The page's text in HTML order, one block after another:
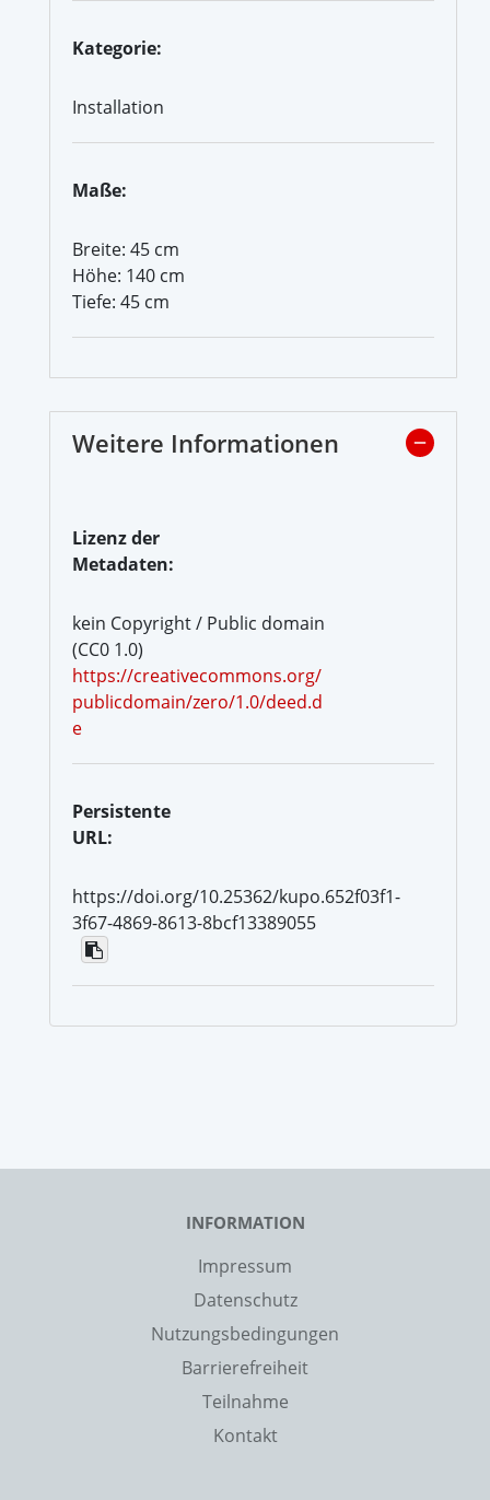
Kategorie:
Installation
Maße:
Breite: 45 cm
Höhe: 140 cm
Tiefe: 45 cm
Weitere Informationen
Lizenz der
Metadaten:
kein Copyright / Public domain
(CC0 1.0)
https://creativecommons.org/
publicdomain/zero/1.0/deed.d
e
Persistente
URL:
https://doi.org/10.25362/kupo.652f03f1-
3f67-4869-8613-8bcf13389055
INFORMATION
Impressum
Datenschutz
Nutzungsbedingungen
Barrierefreiheit
Teilnahme
Kontakt